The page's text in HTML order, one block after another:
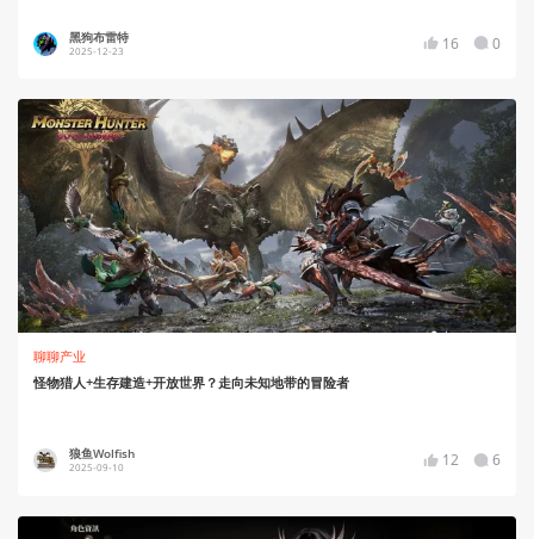
黑狗布雷特
2025-12-23 16 0
聊聊产业
怪物猎人+生存建造+开放世界？走向未知地带的冒险者
狼鱼Wolfish
2025-09-10 12 6